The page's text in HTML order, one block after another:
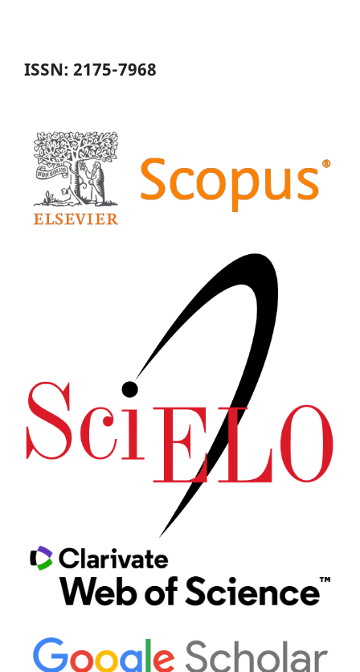
ISSN: 2175-7968